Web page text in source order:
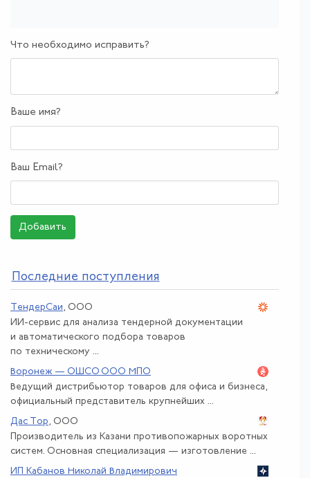
Что необходимо исправить?
Ваше имя?
Ваш Email?
Добавить
Последние поступления
ТендерСаи, ООО
ИИ-сервис для анализа тендерной документации
и автоматического подбора товаров
по техническому ...
Воронеж — ОШСО ООО МПО
Ведущий дистрибьютор товаров для офиса и бизнеса,
официальный представитель крупнейших ...
Дас Тор, ООО
Производитель из Казани противопожарных воротных
систем. Основная специализация — изготовление ...
ИП Кабанов Николай Владимирович